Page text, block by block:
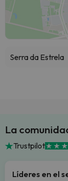
Serra da Estrela
La
Trustpilot
Líderes en el